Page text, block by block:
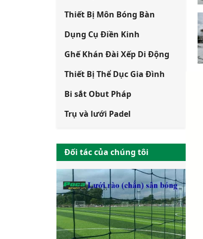
Thiết Bị Môn Bóng Bàn
Dụng Cụ Điền Kinh
Ghế Khán Đài Xếp Di Động
Thiết Bị Thể Dục Gia Đình
Bi sắt Obut Pháp
Trụ và lưới Padel
Đối tác của chúng tôi